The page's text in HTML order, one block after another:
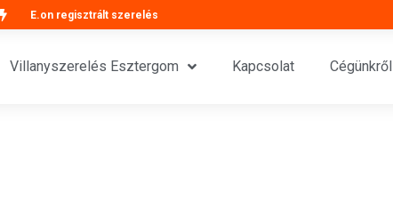
E.on regisztrált szerelés
Villanyszerelés Esztergom Kapcsolat Cégünkről